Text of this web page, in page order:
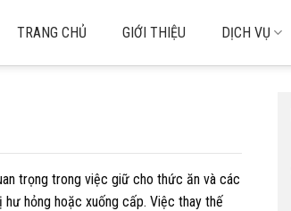
TRANG CHỦ GIỚI THIỆU DỊCH VỤ
trọng trong việc giữ cho thức ăn và các
hỏng hoặc xuống cấp. Việc thay thế